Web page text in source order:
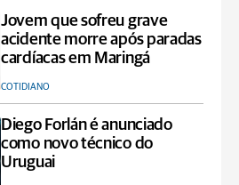
Jovem que sofreu grave
acidente morre após paradas
cardíacas em Maringá
COTIDIANO
Diego Forlán é anunciado
como novo técnico do
Uruguai